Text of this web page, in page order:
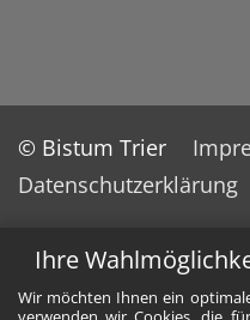
Ihre
Wir möchten Ihnen ein
© Bistum Trier
Datenschutzerklärung